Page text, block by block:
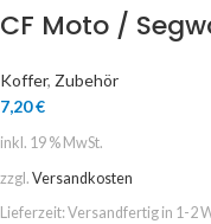
CF Moto /
Koffer, Zubehör
7,20€
inkl. 19 % MwSt.
zzgl. Versandkosten
Lieferzeit: Versandfertig in 1-2